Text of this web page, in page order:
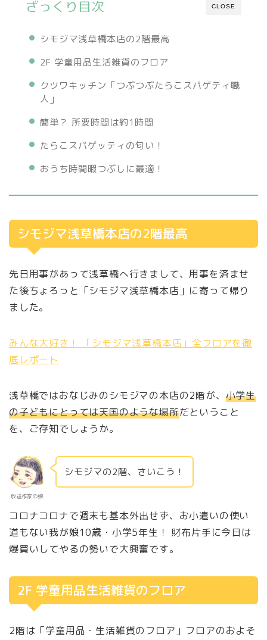
CLOSE
ざっくり目次
シモジマ浅草橋本店の2階最高
2F 学童用品生活雑貨のフロア
クツワキッチン「つぶつぶたらこスパゲティ職
人」
簡単？ 所要時間は約1時間
たらこスパゲッティの匂い！
おうち時間暇つぶしに最適！
シモジマ浅草橋本店の2階最高
先日用事があって浅草橋へ行きまして、用事を済ませ
た後ちょろっと「シモジマ浅草橋本店」に寄って帰り
ました。
みんな大好き！ 「シモジマ浅草橋本店」全フロアを徹
底レポート
浅草橋ではおなじみのシモジマの本店の2階が、 小学生
の子どもにとっては天国のような場所だということ
を、ご存知でしょうか。
放送作家の娘
シモジマの2階、さいこう！
コロナコロナで週末も基本外出せず、お小遣いの使い
道もない我が娘10歳・小学5年生！ 財布片手に今日は
爆買いしてやるの勢いで大興奮です。
2F 学童用品生活雑貨のフロア
2階は「学童用品・生活雑貨のフロア」フロアのおよそ